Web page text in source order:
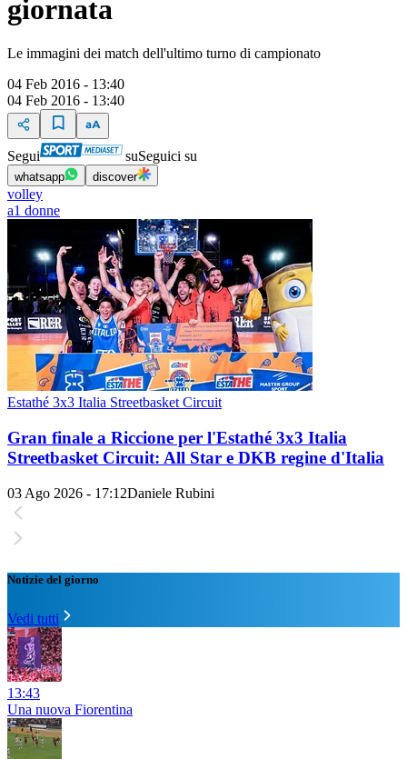
giornata
Le immagini dei match dell'ultimo turno di campionato
04 Feb 2016 - 13:40
04 Feb 2016 - 13:40
Segui suSeguici su
whatsapp discover
volley
a1 donne
Estathé 3x3 Italia Streetbasket Circuit
Gran finale a Riccione per l'Estathé 3x3 Italia
Streetbasket Circuit: All Star e DKB regine d'Italia
03 Ago 2026 - 17:12Daniele Rubini
Notizie del giorno
Vedi tutti
13:43
Una nuova Fiorentina